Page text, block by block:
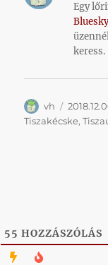
Egy
Szerző
vh
Tiszakécske,
55 HOZZÁSZÓLÁS